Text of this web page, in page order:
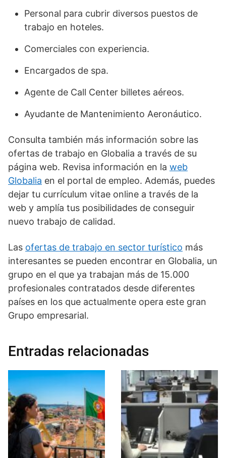
Personal para cubrir diversos puestos de
trabajo en hoteles.
Comerciales con experiencia.
Encargados de spa.
Agente de Call Center billetes aéreos.
Ayudante de Mantenimiento Aeronáutico.
Consulta también más información sobre las
ofertas de trabajo en Globalia a través de su
página web. Revisa información en la web
Globalia en el portal de empleo. Además, puedes
dejar tu currículum vitae online a través de la
web y amplía tus posibilidades de conseguir
nuevo trabajo de calidad.
Las ofertas de trabajo en sector turístico más
interesantes se pueden encontrar en Globalia, un
grupo en el que ya trabajan más de 15.000
profesionales contratados desde diferentes
países en los que actualmente opera este gran
Grupo empresarial.
Entradas relacionadas